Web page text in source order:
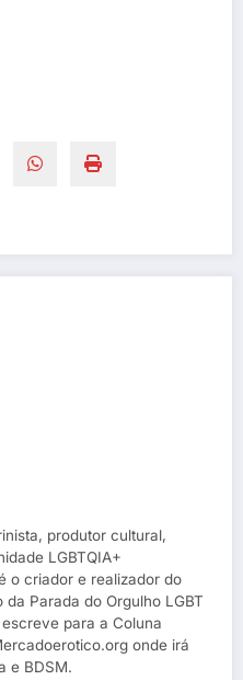
produtor cultural,
LGBTQIA+
o criador e realizador do
Parada do Orgulho LGBT
para a Coluna
onde irá
e BDSM.